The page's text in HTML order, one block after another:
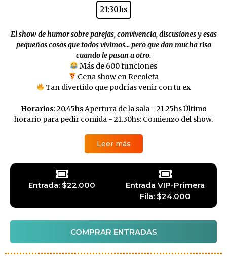
21:30hs
El show de humor sobre parejas, convivencia, discusiones y esas
pequeñas cosas que todos vivimos… pero que dan mucha risa
cuando le pasan a otro.
Más de 600 funciones
Cena show en Recoleta
Tan divertido que podrías venir con tu ex
Horarios: 20.45hs Apertura de la sala - 21.25hs Último
horario para pedir comida - 21.30hs: Comienzo del show.
Leer más
Entrada: $22.000
Entrada VIP-Primera
Fila: $24.000
COMPRAR ENTRADAS